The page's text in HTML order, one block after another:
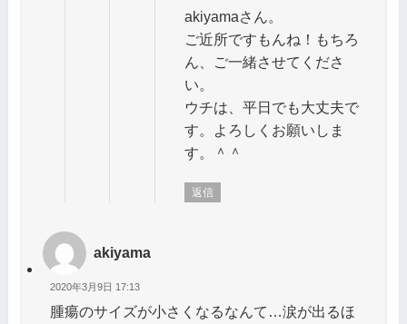
akiyamaさん。
ご近所ですもんね！もちろ
ん、ご一緒させてくださ
い。
ウチは、平日でも大丈夫で
す。よろしくお願いしま
す。＾＾
返信
akiyama
2020年3月9日 17:13
腫瘍のサイズが小さくなるなんて…涙が出るほ